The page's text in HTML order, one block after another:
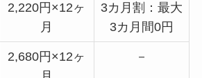
2,220円×12ヶ
月
3カ月割：最大
3カ月間0円
2,680円×12ヶ
－